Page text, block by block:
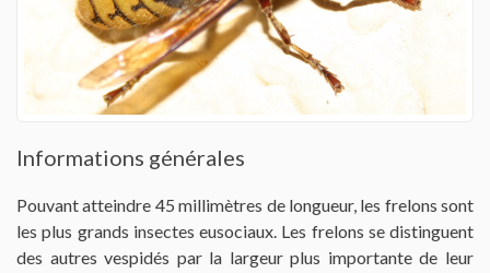
Indentification du parasite
Contactez-nous
Informations générales
Pouvant atteindre 45 millimètres de longueur, les frelons sont
les plus grands insectes eusociaux. Les frelons se distinguent
des autres vespidés par la largeur plus importante de leur